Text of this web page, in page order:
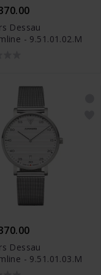
Dessau
- 9.51.01.02.M
Dessau
- 9.51.01.03.M